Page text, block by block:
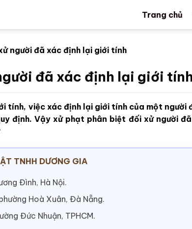
Trang chủ
người đã xác định lại giới tính
đã xác định lại giới
tính, việc xác định lại giới tính của một người
định. Vậy xử phạt phân biệt đối xử người
TNHH DƯƠNG GIA
Đình, Hà Nội.
Hoà Xuân, Đà Nẵng.
Đức Nhuận, TPHCM.